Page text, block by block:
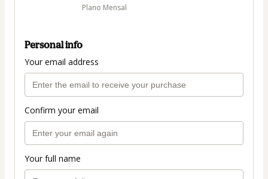
Plano Mensal
Personal info
Your email address
Confirm your email
Your full name